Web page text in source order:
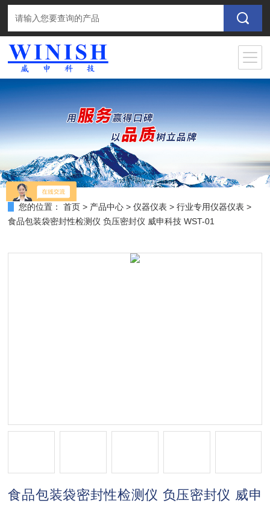
您的位置： 首页 > 产品中心 >仪器仪表 >行业专用仪器仪表 >
食品包装袋密封性检测仪 负压密封仪 威申科技 WST-01
食品包装袋密封性检测仪 负压密封仪 威申